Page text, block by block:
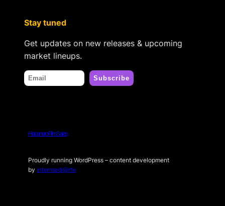
Stay tuned
Get updates on new releases & upcoming
market lineups.
Habanero Film Sales
Proudly running WordPress – content development
by intermedi@rte